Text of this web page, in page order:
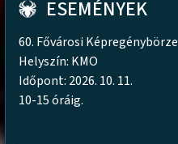
ESEMÉNYEK
60. Fővárosi Képregénybörze
Helyszín: KMO
Időpont: 2026. 10. 11.
10-15 óráig.